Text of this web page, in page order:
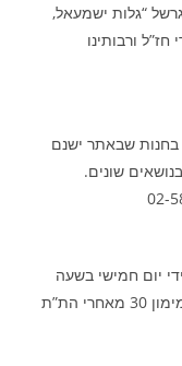
“גלות ישמעאל,
ורבותינו
שבאתר ישנם
שונים.
יום חמישי בשעה
22:00 בבני ברק בבית הכנסת שלייכר ברח’ מימון 30 מאחרי הת”ת